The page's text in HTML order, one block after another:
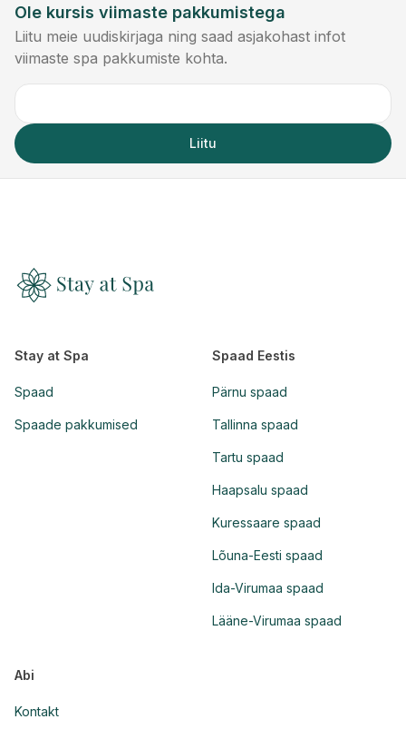
Ole kursis viimaste pakkumistega
Liitu meie uudiskirjaga ning saad asjakohast infot
viimaste spa pakkumiste kohta.
Liitu
Stay at Spa
Spaad
Spaade pakkumised
Spaad Eestis
Pärnu spaad
Tallinna spaad
Tartu spaad
Haapsalu spaad
Kuressaare spaad
Lõuna-Eesti spaad
Ida-Virumaa spaad
Lääne-Virumaa spaad
Abi
Kontakt